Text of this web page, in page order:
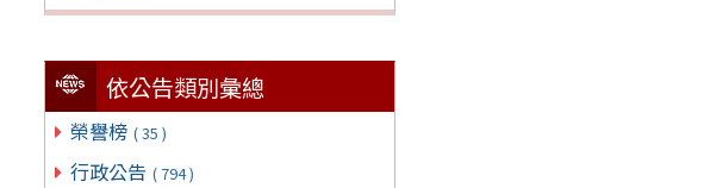
依公告類別彙總
榮譽榜 ( 35 )
行政公告 ( 794 )